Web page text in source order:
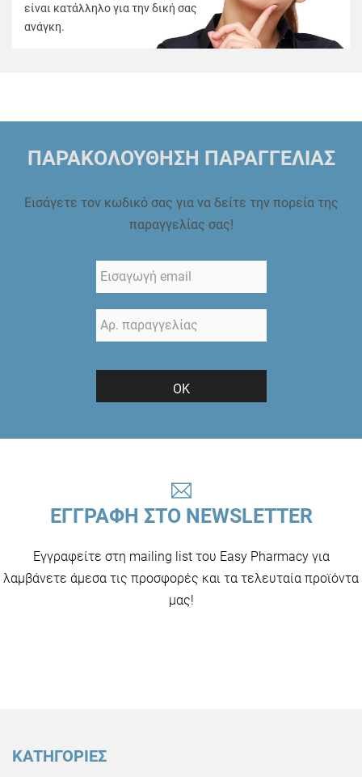
είναι κατάλληλο για την δική σας
ανάγκη.
ΠΑΡΑΚΟΛΟΥΘΗΣΗ ΠΑΡΑΓΓΕΛΙΑΣ
Εισάγετε τον κωδικό σας για να δείτε την πορεία της
παραγγελίας σας!
ΟΚ
ΕΓΓΡΑΦΗ ΣΤΟ NEWSLETTER
Εγγραφείτε στη mailing list του Easy Pharmacy για
λαμβάνετε άμεσα τις προσφορές και τα τελευταία προϊόντα
μας!
ΚΑΤΗΓΟΡΙΕΣ